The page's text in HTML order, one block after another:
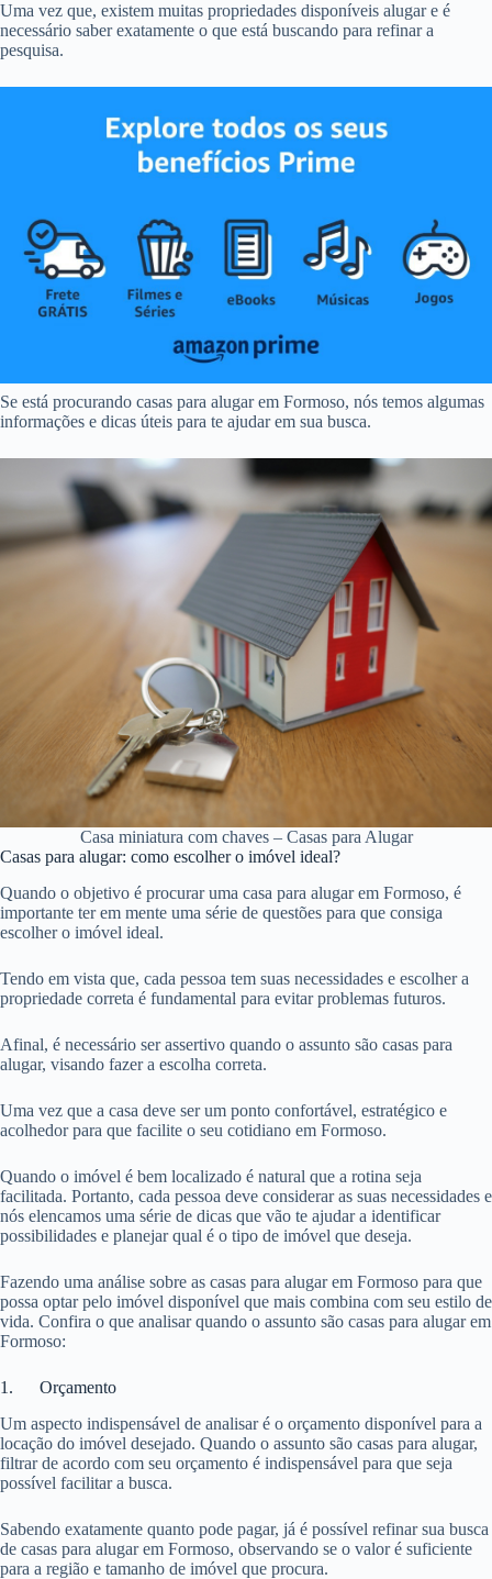
Uma vez que, existem muitas propriedades disponíveis alugar e é
necessário saber exatamente o que está buscando para refinar a
pesquisa.
Se está procurando casas para alugar em Formoso, nós temos algumas
informações e dicas úteis para te ajudar em sua busca.
Casa miniatura com chaves – Casas para Alugar
Casas para alugar: como escolher o imóvel ideal?
Quando o objetivo é procurar uma casa para alugar em Formoso, é
importante ter em mente uma série de questões para que consiga
escolher o imóvel ideal.
Tendo em vista que, cada pessoa tem suas necessidades e escolher a
propriedade correta é fundamental para evitar problemas futuros.
Afinal, é necessário ser assertivo quando o assunto são casas para
alugar, visando fazer a escolha correta.
Uma vez que a casa deve ser um ponto confortável, estratégico e
acolhedor para que facilite o seu cotidiano em Formoso.
Quando o imóvel é bem localizado é natural que a rotina seja
facilitada. Portanto, cada pessoa deve considerar as suas necessidades e
nós elencamos uma série de dicas que vão te ajudar a identificar
possibilidades e planejar qual é o tipo de imóvel que deseja.
Fazendo uma análise sobre as casas para alugar em Formoso para que
possa optar pelo imóvel disponível que mais combina com seu estilo de
vida. Confira o que analisar quando o assunto são casas para alugar em
Formoso:
1. Orçamento
Um aspecto indispensável de analisar é o orçamento disponível para a
locação do imóvel desejado. Quando o assunto são casas para alugar,
filtrar de acordo com seu orçamento é indispensável para que seja
possível facilitar a busca.
Sabendo exatamente quanto pode pagar, já é possível refinar sua busca
de casas para alugar em Formoso, observando se o valor é suficiente
para a região e tamanho de imóvel que procura.